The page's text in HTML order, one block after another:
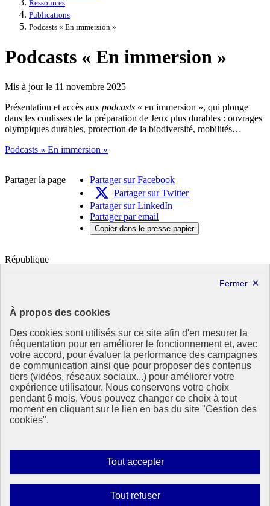
À propos des cookies
Des cookies sont utilisés sur ce site afin d'en mesurer la
fréquentation pour en améliorer le fonctionnement et, avec
votre accord, pour évaluer la performance des campagnes
de communication ainsi que pour proposer des contenus
tiers (vidéos, réseaux sociaux...) pour améliorer votre
expérience utilisateur. Nous conservons votre choix
pendant 6 mois. Vous pouvez changer ce choix à tout
moment en cliquant sur le lien en bas du site "Gestion des
cookies".
Tout accepterAutoriser
tous
Tout refuserInterdire
Ressources
Publications
Podcasts « En immersion »
Podcasts « En immersion »
Mis à jour le 11 novembre 2025
Présentation et accès aux podcasts « en immersion », qui plonge
dans les coulisses de la préparation de Jeux plus durables : ouvrages
olympiques durables, protection de la biodiversité, mobilités…
Podcasts « En immersion »
Partager la page
Partager sur Facebook
Partager sur Twitter
Partager sur LinkedIn
Partager par email
Copier dans le presse-papier
République
utiles
info.gouv.fr- ouvre une nouvelle fenêtre
service-public.fr- ouvre une nouvelle fenêtre
legifrance.gouv.fr- ouvre une nouvelle fenêtre
data.gouv.fr- ouvre une nouvelle fenêtre
Partenaire
Partenaire principal : Eionet Portal
Accessibilité : totalement conforme